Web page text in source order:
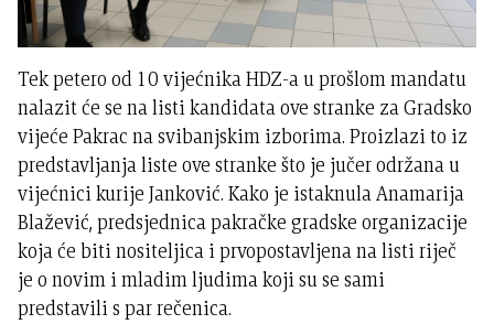
Tek petero od 10 vijećnika HDZ-a u prošlom mandatu
nalazit će se na listi kandidata ove stranke za Gradsko
vijeće Pakrac na svibanjskim izborima. Proizlazi to iz
predstavljanja liste ove stranke što je jučer održana u
vijećnici kurije Janković. Kako je istaknula Anamarija
Blažević, predsjednica pakračke gradske organizacije
koja će biti nositeljica i prvopostavljena na listi riječ
je o novim i mladim ljudima koji su se sami
predstavili s par rečenica.